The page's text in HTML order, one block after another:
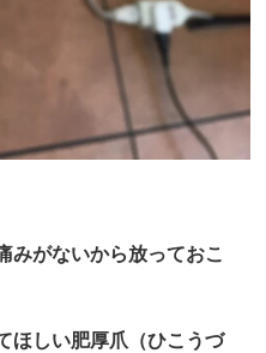
みがないから放っておこ
ほしい肥厚爪（ひこうづ